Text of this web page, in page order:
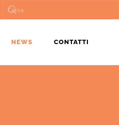
NEWS CONTATTI